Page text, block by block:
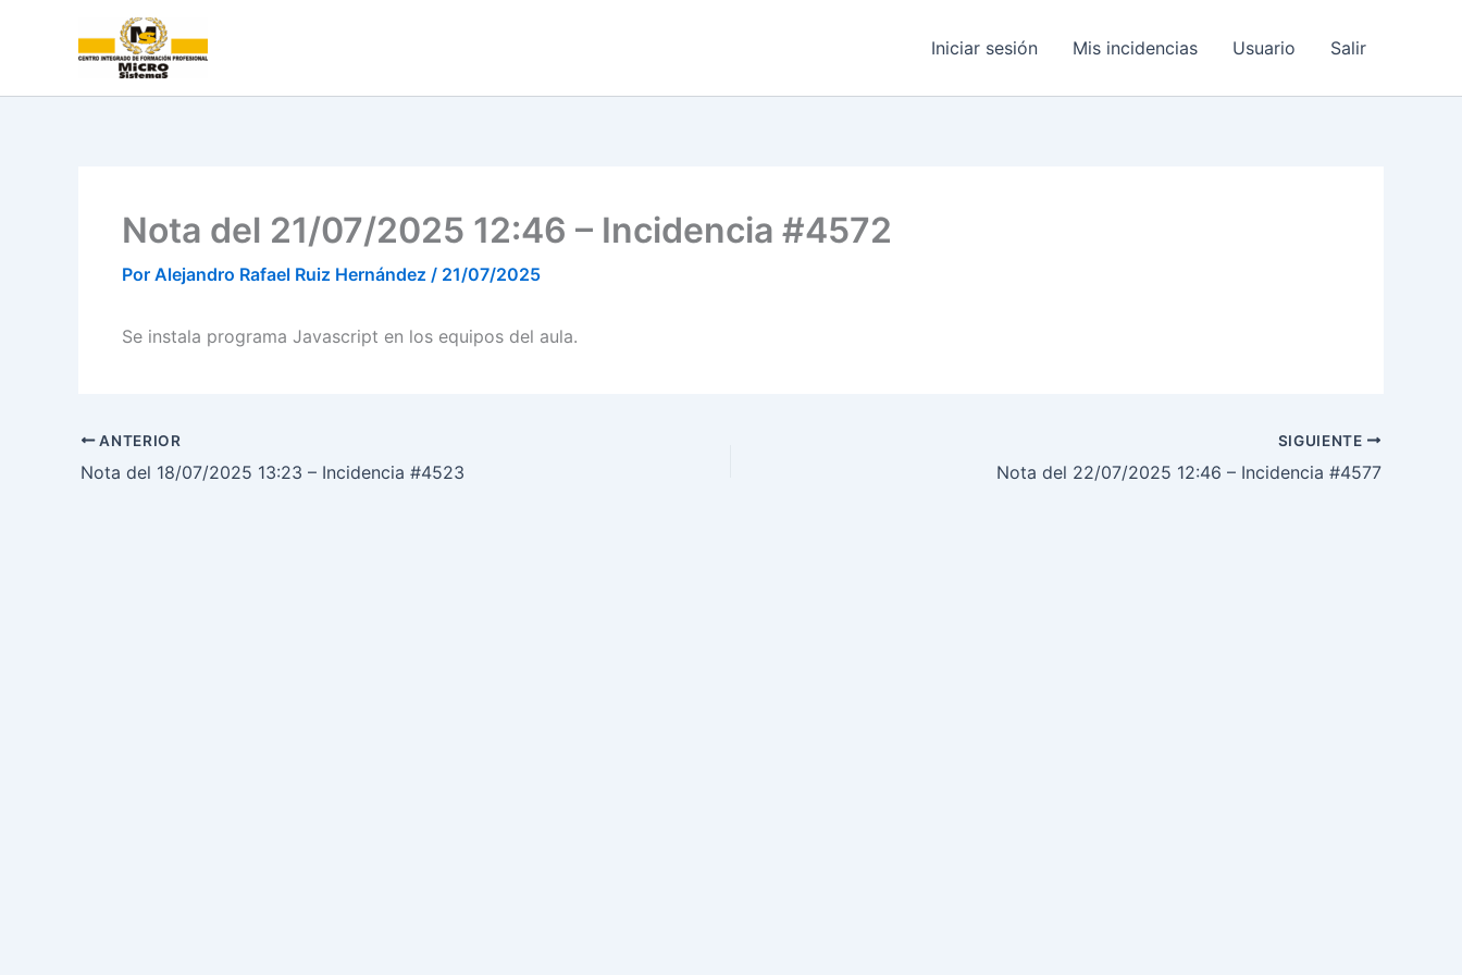
Iniciar sesión Mis incidencias Usuario Salir
Nota del 21/07/2025 12:46 – Incidencia #4572
Por Alejandro Rafael Ruiz Hernández / 21/07/2025
Se instala programa Javascript en los equipos del aula.
ANTERIOR
Nota del 18/07/2025 13:23 – Incidencia #4523
SIGUIENTE
Nota del 22/07/2025 12:46 – Incidencia #4577